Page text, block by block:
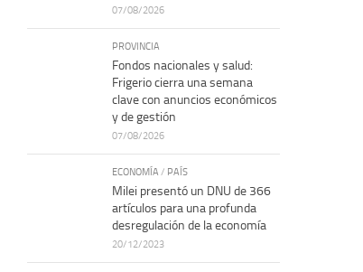
07/08/2026
PROVINCIA
Fondos nacionales y salud:
Frigerio cierra una semana
clave con anuncios económicos
y de gestión
07/08/2026
ECONOMÍA / PAÍS
Milei presentó un DNU de 366
artículos para una profunda
desregulación de la economía
20/12/2023